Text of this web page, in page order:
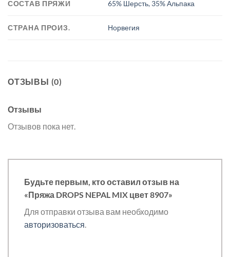
СОСТАВ ПРЯЖИ 65% Шерсть, 35% Альпака
СТРАНА ПРОИЗ. Норвегия
ОТЗЫВЫ (0)
Отзывы
Отзывов пока нет.
Будьте первым, кто оставил отзыв на
«Пряжа DROPS NEPAL MIX цвет 8907»
Для отправки отзыва вам необходимо
авторизоваться